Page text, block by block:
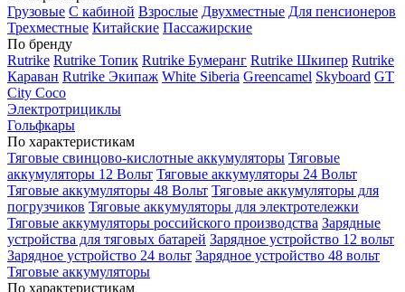
Грузовые С кабиной Взрослые Двухместные Для пенсионеров
Трехместные Китайские Пассажирские
По бренду
Rutrike Rutrike Топик Rutrike Бумеранг Rutrike Шкипер Rutrike
Караван Rutrike Экипаж White Siberia Greencamel Skyboard GT
City Coco
Электротрициклы
Гольфкары
По характеристикам
Тяговые свинцово-кислотные аккумуляторы Тяговые
аккумуляторы 12 Вольт Тяговые аккумуляторы 24 Вольт
Тяговые аккумуляторы 48 Вольт Тяговые аккумуляторы для
погрузчиков Тяговые аккумуляторы для электротележки
Тяговые аккумуляторы российского производства Зарядные
устройства для тяговых батарей Зарядное устройство 12 вольт
Зарядное устройство 24 вольт Зарядное устройство 48 вольт
Тяговые аккумуляторы
По характеристикам